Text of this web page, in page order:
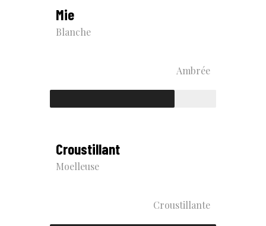
Mie
Blanche
Ambrée
Croustillant
Moelleuse
Croustillante